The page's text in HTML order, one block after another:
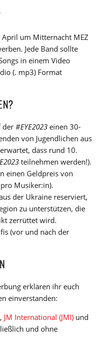
um Mitternacht MEZ
Jede Band sollte
in einem Video
(. mp3) Format
der #EYE2023einen 30-
von Jugendlichen aus
dass rund 10.
teilnehmen werden!).
einen Geldpreis von
Musiker:in).
der Ukraine reserviert,
zu unterstützen, die
zerrüttet wird.
(vor und nach der
erklären ihr euch
einverstanden:
JM International (JMI)und
und ohne